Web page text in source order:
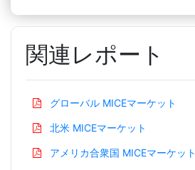
関連レポート
グローバル MICEマーケット
北米 MICEマーケット
アメリカ合衆国 MICEマーケット